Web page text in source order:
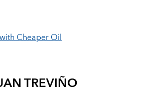
Cheaper Oil
TREVIÑO